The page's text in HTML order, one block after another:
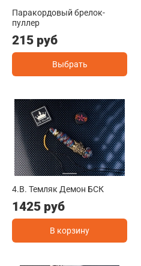
Паракордовый брелок-
пуллер
215 руб
Выбрать
4.B. Темляк Демон БСК
1425 руб
В корзину